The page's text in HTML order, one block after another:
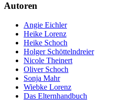
Autoren
Angie Eichler
Heike Lorenz
Heike Schoch
Holger Schöttelndreier
Nicole Theinert
Oliver Schoch
Sonja Mahr
Wiebke Lorenz
Das Elternhandbuch